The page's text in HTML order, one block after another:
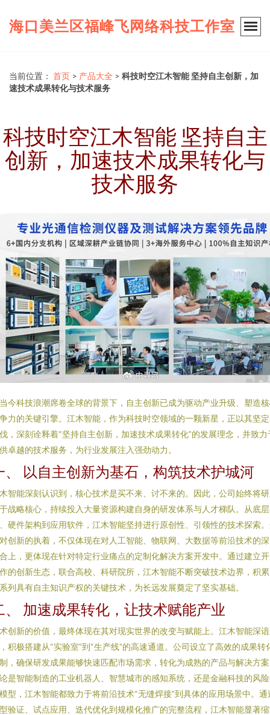
海口美兰区福峰飞网络科技工作室
当前位置： 首页 > 产品大全 > 科技时空江木智能 坚持自主创新，加
速技术成果转化与技术服务
科技时空江木智能 坚持自主
创新，加速技术成果转化与
技术服务
今科技浪潮席卷全球的背景下，自主创新已成为驱动产业升级、塑造
力的关键引擎。江木智能，作为科技时空领域的一颗新星，正以其坚
，深刻诠释着“坚持自主创新，加速技术成果转化”的发展理念，并致力
卓越的技术服务，为行业发展注入强劲动力。
、 以自主创新为基石，构筑技术护城河
智能深刻认识到，核心技术是买不来、讨不来的。因此，公司始终将
战略核心，持续投入大量资源构建自身的研发体系与人才梯队。从底
硬件架构到应用软件，江木智能坚持进行原创性、引领性的技术探索
创新的执着，不仅体现在对人工智能、物联网、大数据等前沿技术的
上，更体现在针对特定行业痛点的定制化解决方案开发中。通过建立
的创新生态，联合高校、科研院所，江木智能不断突破技术边界，积
列具有自主知识产权的关键技术，为长远发展奠定了坚实基础。
、 加速成果转化，让技术赋能产业
创新的价值，最终体现在其对现实世界的改变与赋能上。江木智能深
积极搭建从“实验室”到“生产线”的高速通道。公司设立了高效的成果转
，确保研发成果能够快速匹配市场需求，转化为成熟的产品与解决方
是智能制造的工业机器人、智慧城市的感知系统，还是金融科技的风
型，江木智能都致力于将前沿技术“无缝焊接”到具体的应用场景中。通
验证、试点应用、迭代优化到规模化推广的完整流程，江木智能显著